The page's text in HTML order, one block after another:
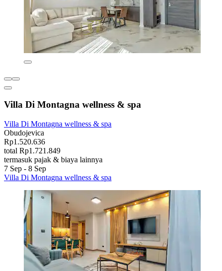
Villa Di Montagna wellness & spa
Villa Di Montagna wellness & spa
Obudojevica
Rp1.520.636
total Rp1.721.849
termasuk pajak & biaya lainnya
7 Sep - 8 Sep
Villa Di Montagna wellness & spa